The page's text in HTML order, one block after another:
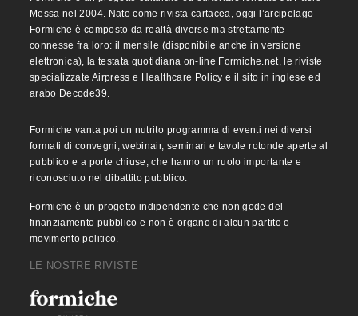
Messa nel 2004. Nato come rivista cartacea, oggi l’arcipelago
Formiche è composto da realtà diverse ma strettamente
connesse fra loro: il mensile (disponibile anche in versione
elettronica), la testata quotidiana on-line Formiche.net, le riviste
specializzate Airpress e Healthcare Policy e il sito in inglese ed
arabo Decode39.
Formiche vanta poi un nutrito programma di eventi nei diversi
formati di convegni, webinair, seminari e tavole rotonde aperte al
pubblico e a porte chiuse, che hanno un ruolo importante e
riconosciuto nel dibattito pubblico.
Formiche è un progetto indipendente che non gode del
finanziamento pubblico e non è organo di alcun partito o
movimento politico.
LE NOSTRE RIVISTE